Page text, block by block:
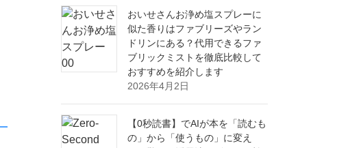
おいせさんお浄め塩スプレーに
似た香りはファブリーズやラン
ドリンにある？代用できるファ
ブリックミストを徹底比較して
おすすめを紹介します
2026年4月2日
【0秒読書】でAIが本を「読むも
の」から「使うもの」に変え